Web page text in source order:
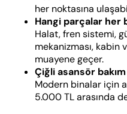
her noktasına
Hangi parçalar her
Halat, fren sistemi,
mekanizması, kabin
muayene geçer.
Çiğli asansör
Modern binalar için
5.000 TL arasında